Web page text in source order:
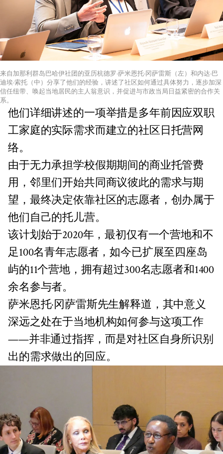
来自加那利群岛巴哈伊社团的亚历杭德罗·萨米恩托·冈萨雷斯（左）和内达·巴
迪埃·索托（中）分享了他们的经验，讲述了社区如何通过具体努力，逐步加深
信任纽带、唤起当地居民的主人翁意识，并促进与市政当局日益紧密的合作关
系。
他们详细讲述的一项举措是多年前因应双职
工家庭的实际需求而建立的社区日托营网
络。
由于无力承担学校假期期间的商业托管费
用，邻里们开始共同商议彼此的需求与期
望，最终决定依靠社区的志愿者，创办属于
他们自己的托儿营。
该计划始于2020年，最初仅有一个营地和不
足100名青年志愿者，如今已扩展至四座岛
屿的11个营地，拥有超过300名志愿者和1400
余名参与者。
萨米恩托·冈萨雷斯先生解释道，其中意义
深远之处在于当地机构如何参与这项工作
——并非通过指挥，而是对社区自身所识别
出的需求做出的回应。